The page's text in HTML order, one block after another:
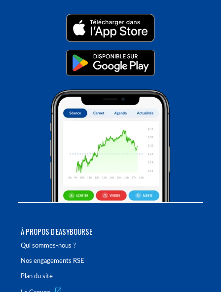
À PROPOS D'EASYBOURSE
Qui sommes-nous ?
Nos engagements RSE
Plan du site